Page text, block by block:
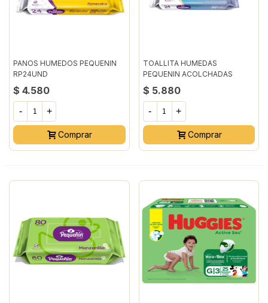
PANOS HUMEDOS PEQUENIN
RP24UND
$ 4.580
- +
Comprar
TOALLITA HUMEDAS
PEQUENIN ACOLCHADAS
REPUESTO 24UN
$ 5.880
- +
Comprar